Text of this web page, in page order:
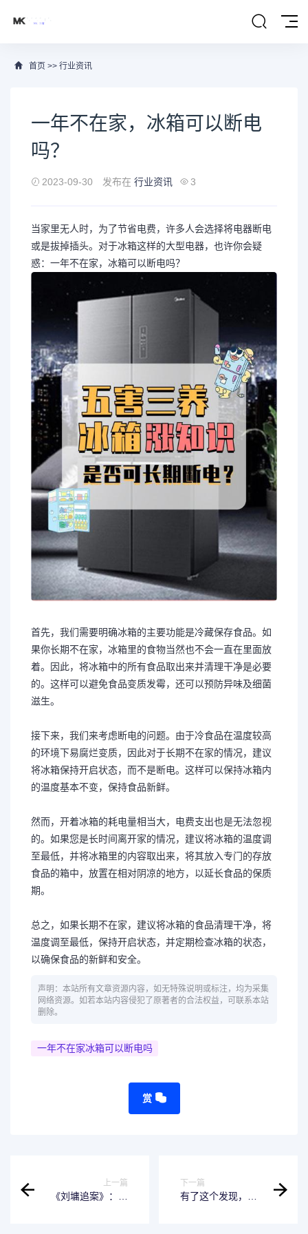
首页 >> 行业资讯
一年不在家，冰箱可以断电
吗？
2023-09-30 发布在 行业资讯 3
当家里无人时，为了节省电费，许多人会选择将电器断电
或是拔掉插头。对于冰箱这样的大型电器，也许你会疑
惑：一年不在家，冰箱可以断电吗？
首先，我们需要明确冰箱的主要功能是冷藏保存食品。如
果你长期不在家，冰箱里的食物当然也不会一直在里面放
着。因此，将冰箱中的所有食品取出来并清理干净是必要
的。这样可以避免食品变质发霉，还可以预防异味及细菌
滋生。
接下来，我们来考虑断电的问题。由于冷食品在温度较高
的环境下易腐烂变质，因此对于长期不在家的情况，建议
将冰箱保持开启状态，而不是断电。这样可以保持冰箱内
的温度基本不变，保持食品新鲜。
然而，开着冰箱的耗电量相当大，电费支出也是无法忽视
的。如果您是长时间离开家的情况，建议将冰箱的温度调
至最低，并将冰箱里的内容取出来，将其放入专门的存放
食品的箱中，放置在相对阴凉的地方，以延长食品的保质
期。
总之，如果长期不在家，建议将冰箱的食品清理干净，将
温度调至最低，保持开启状态，并定期检查冰箱的状态，
以确保食品的新鲜和安全。
声明：本站所有文章资源内容，如无特殊说明或标注，均为采集
网络资源。如若本站内容侵犯了原著者的合法权益，可联系本站
删除。
一年不在家冰箱可以断电吗
赏
上一篇
《刘墉追案》：全
下一篇
有了这个发现，屁